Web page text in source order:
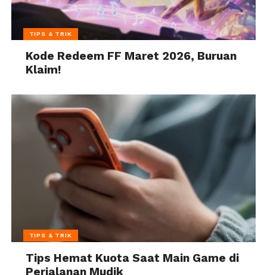
TIPS & TRIK
Kode Redeem FF Maret 2026, Buruan
Klaim!
TIPS & TRIK
Tips Hemat Kuota Saat Main Game di
Perjalanan Mudik